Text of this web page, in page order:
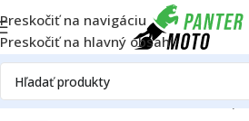
Preskočiť na navigáciu
Preskočiť na hlavný obsah
MotorPalivová sústavaKarburátor